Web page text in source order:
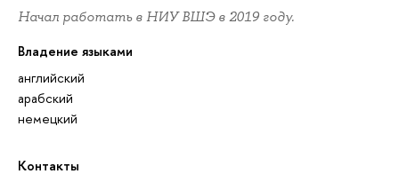
Начал работать в НИУ ВШЭ в 2019 году.
Владение языками
английский
арабский
немецкий
Контакты